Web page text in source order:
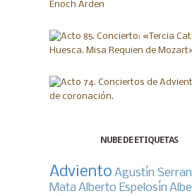
NUBE DE ETIQUETAS
Adviento Agustín
Mata Alberto Espelosín